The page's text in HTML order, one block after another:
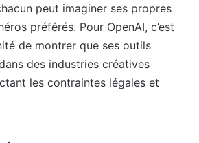
peut imaginer ses propres
préférés. Pour OpenAI, c’est
de montrer que ses outils
des industries créatives
les contraintes légales et